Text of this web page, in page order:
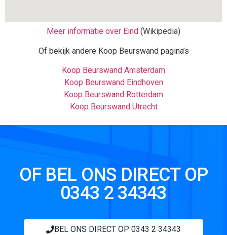
Meer informatie over Eind (Wikipedia)
Of bekijk andere Koop Beurswand pagina’s
Koop Beurswand Amsterdam
Koop Beurswand Eindhoven
Koop Beurswand Rotterdam
Koop Beurswand Utrecht
OF BEL ONS DIRECT OP
0343 2 34343
BEL ONS DIRECT OP 0343 2 34343